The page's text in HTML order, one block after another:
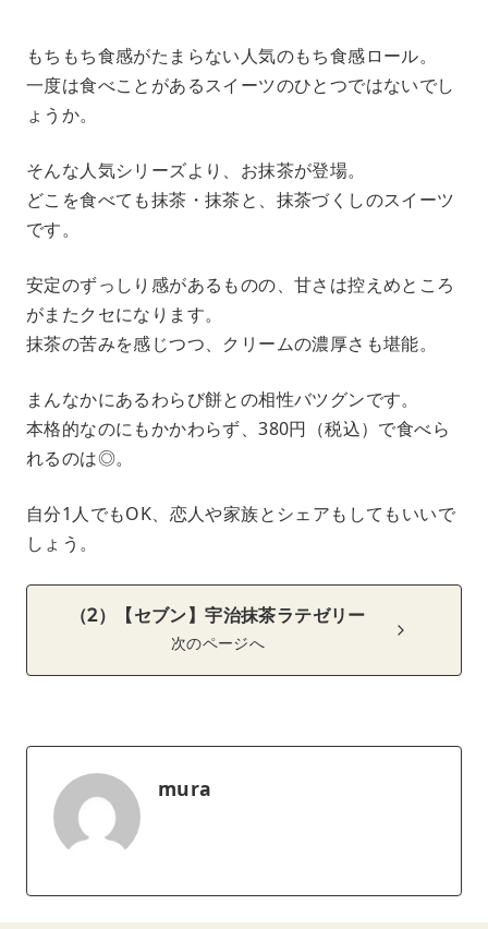
もちもち食感がたまらない人気のもち食感ロール。
一度は食べことがあるスイーツのひとつではないでし
ょうか。
そんな人気シリーズより、お抹茶が登場。
どこを食べても抹茶・抹茶と、抹茶づくしのスイーツ
です。
安定のずっしり感があるものの、甘さは控えめところ
がまたクセになります。
抹茶の苦みを感じつつ、クリームの濃厚さも堪能。
まんなかにあるわらび餅との相性バツグンです。
本格的なのにもかかわらず、380円（税込）で食べら
れるのは◎。
自分1人でもOK、恋人や家族とシェアもしてもいいで
しょう。
（2）【セブン】宇治抹茶ラテゼリー
次のページへ
mura